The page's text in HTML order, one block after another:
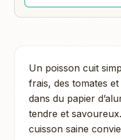
Un poisson cuit
frais, des tomates
dans du papier
tendre et
cuisson saine